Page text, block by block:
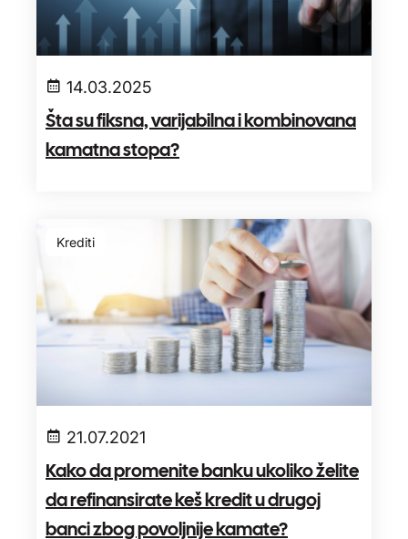
14.03.2025
Šta su fiksna, varijabilna i kombinovana
kamatna stopa?
Krediti
21.07.2021
Kako da promenite banku ukoliko želite
da refinansirate keš kredit u drugoj
banci zbog povoljnije kamate?